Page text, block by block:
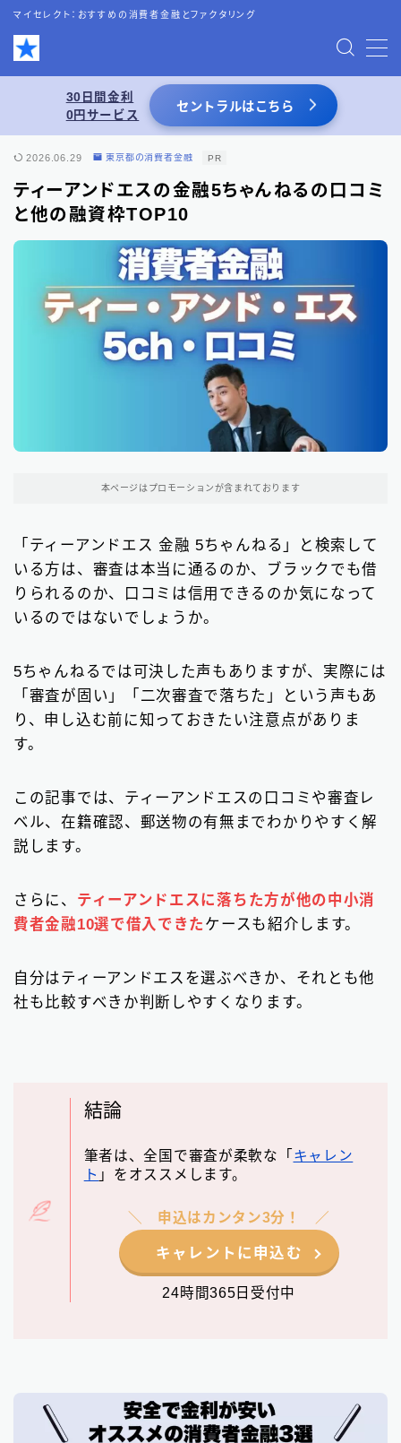
マイセレクト：おすすめの消費者金融とファクタリング
MENU
お問い合わせ
特定商取引法表記
あわせて読みたい
スーパーブラックでも借りれる5chの情報を
活用した借入術まとめ
東京都の消費者金融
大阪府の消費者金融 7
関東地方の消費者金融 12
中部地方の消費者金融 9
中国地方・四国地方の消費者金融 23
九州地方の消費者金融
ビジネスローン
ファクタリング
個人間融資は要注意 22
後払い決済サービス 7
おまとめローン 6
大手消費者金融で借りる
30日間金利
0円サービス
セントラルはこちら
2026.06.29 東京都の消費者金融 PR
ティーアンドエスの金融5ちゃんねるの口コミ
と他の融資枠TOP10
本ページはプロモーションが含まれております
「ティーアンドエス 金融 5ちゃんねる」と検索して
いる方は、審査は本当に通るのか、ブラックでも借
りられるのか、口コミは信用できるのか気になって
いるのではないでしょうか。
5ちゃんねるでは可決した声もありますが、実際には
「審査が固い」「二次審査で落ちた」という声もあ
り、申し込む前に知っておきたい注意点がありま
す。
この記事では、ティーアンドエスの口コミや審査レ
ベル、在籍確認、郵送物の有無までわかりやすく解
説します。
さらに、 ティーアンドエスに落ちた方が他の中小消
費者金融10選で借入できた ケースも紹介します。
自分はティーアンドエスを選ぶべきか、それとも他
社も比較すべきか判断しやすくなります。
結論
筆者は、全国で審査が柔軟な「 キャレン
ト 」をオススメします。
申込はカンタン3分！
キャレントに申込む
24時間365日受付中